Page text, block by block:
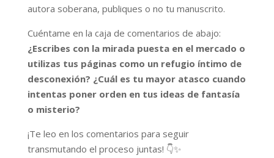
autora soberana, publiques o no tu manuscrito.
Cuéntame en la caja de comentarios de abajo:
¿Escribes con la mirada puesta en el mercado o
utilizas tus páginas como un refugio íntimo de
desconexión? ¿Cuál es tu mayor atasco cuando
intentas poner orden en tus ideas de fantasía
o misterio?
¡Te leo en los comentarios para seguir
transmutando el proceso juntas! 👇✨